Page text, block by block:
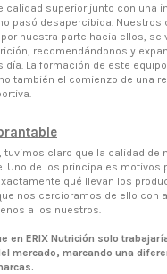
calidad superior junto con una
pasó desapercibida. Nuestros
nuestra parte hacia ellos, se
recomendándonos y
día. La formación de este
también el comienzo de una
tuvimos claro que la calidad de
Uno de los principales motivos
qué llevan los
nos cercioramos de ello con
a los nuestros.
en ERIX Nutrición solo
mercado, marcando una